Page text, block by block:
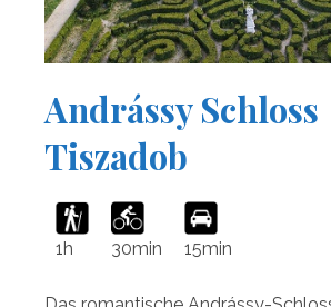
Andrássy Schloss
Tiszadob
1h 30min 15min